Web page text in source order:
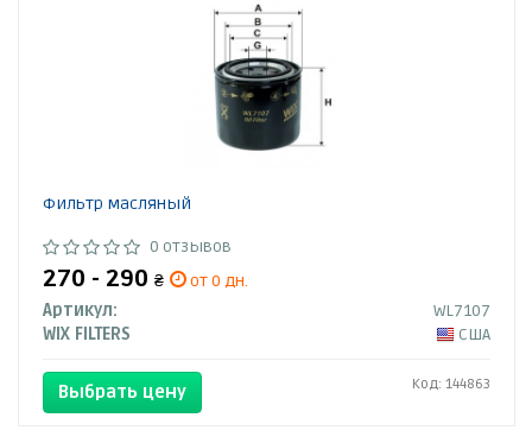
Фильтр масляный
0 отзывов
270 - 290 ₴
от 0 дн.
Артикул:
WL7107
WIX FILTERS
США
Выбрать цену Код: 144863